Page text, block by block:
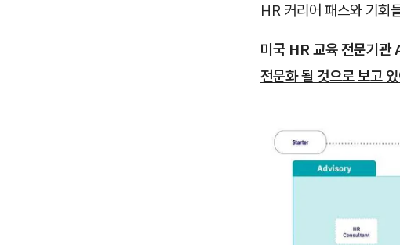
HR 커리어 패스와 기회
미국 HR 교육 전문기관
전문화 될 것으로 보고